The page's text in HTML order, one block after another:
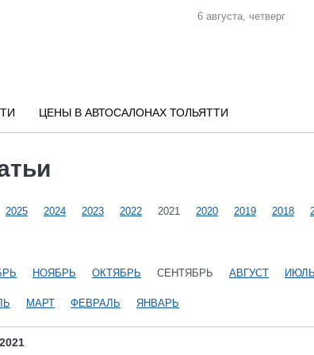
6 августа, четверг
ЦЕНЫ В АВТОСАЛОНАХ ТОЛЬЯТТИ
2025 2024 2023 2022 2021 2020 2019 2018
НОЯБРЬ ОКТЯБРЬ СЕНТЯБРЬ АВГУСТ ИЮЛЬ
МАРТ ФЕВРАЛЬ ЯНВАРЬ